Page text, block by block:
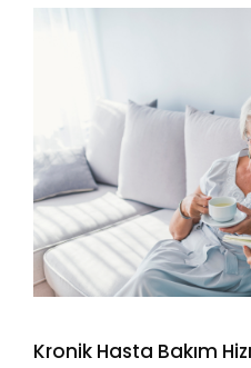
Kronik Hasta Bakım